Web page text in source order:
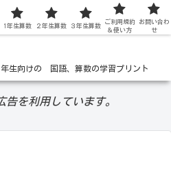
料学習ドリル
生向けの 国語、算数の学習プリント
を利用しています。
1年生算数 ２年生算数 ３年生算数
ご利用規約
＆使い方
お問い合わ
せ